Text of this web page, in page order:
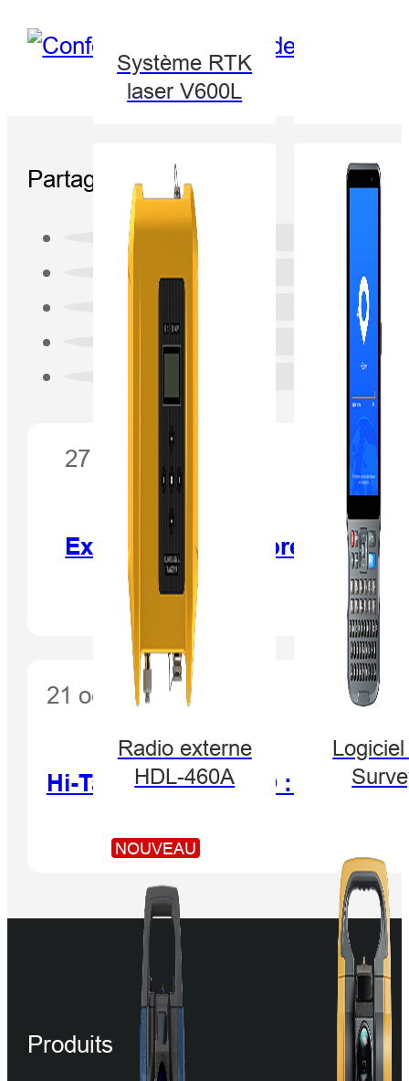
Système RTK
laser V600L
Radio externe
HDL-460A
NOUVEAU
Partager:
27 septembre 2016
Experts Hi-Target présentant
21 octobre 2016
Hi-Target à InterGEO : Passer
Produits